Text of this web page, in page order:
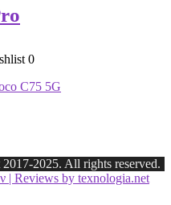
0
2025. All rights reserved.